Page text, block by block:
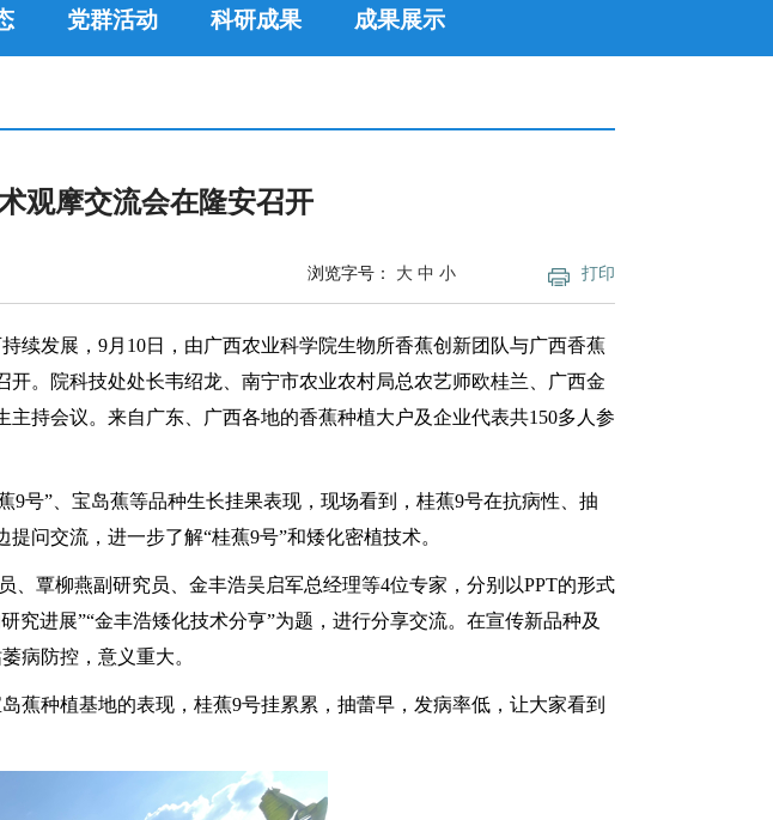
党群活动 科研成果 成果展示
观摩交流会在隆安召开
打印
浏览字号： 大 中 小
发展，9月10日，由广西农业科学院生物所香蕉创新团队与广西香蕉
。院科技处处长韦绍龙、南宁市农业农村局总农艺师欧桂兰、广西金
持会议。来自广东、广西各地的香蕉种植大户及企业代表共150多人参
”、宝岛蕉等品种生长挂果表现，现场看到，桂蕉9号在抗病性、抽
提问交流，进一步了解“桂蕉9号”和矮化密植技术。
覃柳燕副研究员、金丰浩吴启军总经理等4位专家，分别以PPT的形式
究进展”“金丰浩矮化技术分亨”为题，进行分享交流。在宣传新品种及
病防控，意义重大。
种植基地的表现，桂蕉9号挂累累，抽蕾早，发病率低，让大家看到